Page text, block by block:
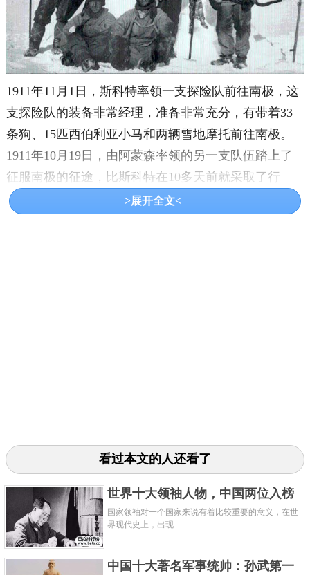
1911年11月1日，斯科特率领一支探险队前往南极，这
支探险队的装备非常经理，准备非常充分，有带着33
条狗、15匹西伯利亚小马和两辆雪地摩托前往南极。
1911年10月19日，由阿蒙森率领的另一支队伍踏上了
征服南极的征途，比斯科特在10多天前就采取了行
动。阿蒙森和他的手下驾驶着由52只爱斯基摩犬拉着
阿蒙森和他的四个伙伴成为世界上最先到达南极点的
一批人，他们怀着极大的兴奋，在南极插上了挪威国
旗，给对手斯科特留了一条信息，然后就返回了。斯
科特探险队带来的西伯利亚小马都因为无法适应极地
气候病倒了，还有两辆雪车也抛锚了。他们不得不拖
>展开全文<
看过本文的人还看了
世界十大领袖人物，中国两位入榜
国家领袖对一个国家来说有着比较重要的意义，在世
界现代史上，出现...
中国十大著名军事统帅：孙武第一